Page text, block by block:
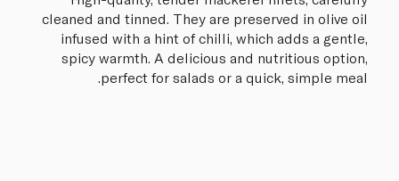
cleaned and tinned. They are preserved in olive oil
infused with a hint of chilli, which adds a gentle,
spicy warmth. A delicious and nutritious option,
perfect for salads or a quick, simple meal.